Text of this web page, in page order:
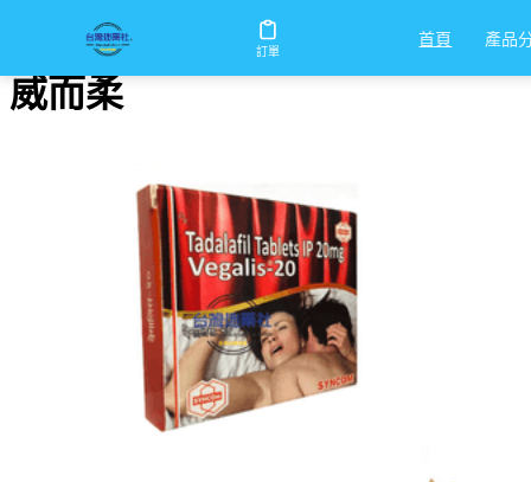
訂單
首頁 產品
威而柔
威而柔